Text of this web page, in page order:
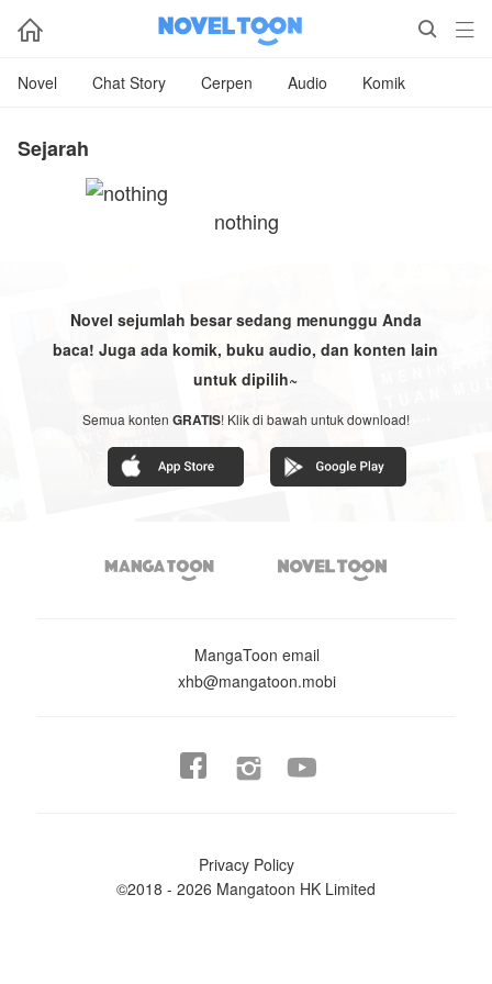
  
Novel Chat Story Cerpen Audio Komik
Sejarah
nothing
Novel sejumlah besar sedang menunggu Anda
baca! Juga ada komik, buku audio, dan konten lain
untuk dipilih~
Semua konten GRATIS! Klik di bawah untuk download!
 
MangaToon email
xhb@mangatoon.mobi
 
Privacy Policy
©2018 - 2026 Mangatoon HK Limited